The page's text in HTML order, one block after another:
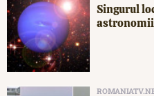
Singurul
astronomii